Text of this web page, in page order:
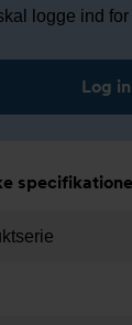
logge ind
Log in